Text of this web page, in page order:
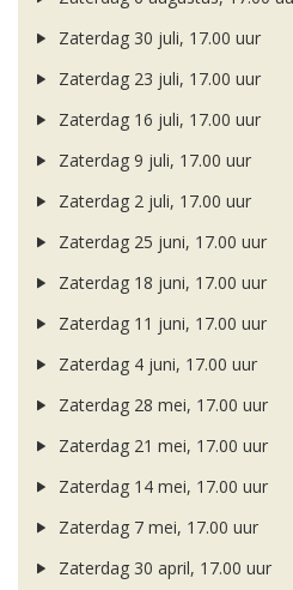
Zaterdag 30 juli, 17.00 uur
Zaterdag 23 juli, 17.00 uur
Zaterdag 16 juli, 17.00 uur
Zaterdag 9 juli, 17.00 uur
Zaterdag 2 juli, 17.00 uur
Zaterdag 25 juni, 17.00 uur
Zaterdag 18 juni, 17.00 uur
Zaterdag 11 juni, 17.00 uur
Zaterdag 4 juni, 17.00 uur
Zaterdag 28 mei, 17.00 uur
Zaterdag 21 mei, 17.00 uur
Zaterdag 14 mei, 17.00 uur
Zaterdag 7 mei, 17.00 uur
Zaterdag 30 april, 17.00 uur